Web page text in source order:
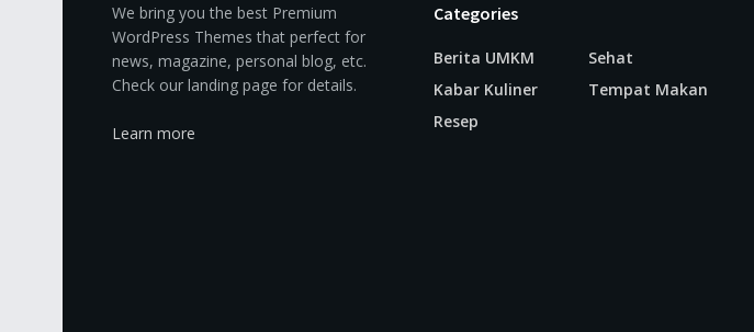
We bring you the best Premium
WordPress Themes that perfect for
news, magazine, personal blog, etc.
Check our landing page for details.
Learn more
Categories
Berita UMKM
Kabar Kuliner
Resep
Sehat
Tempat Makan